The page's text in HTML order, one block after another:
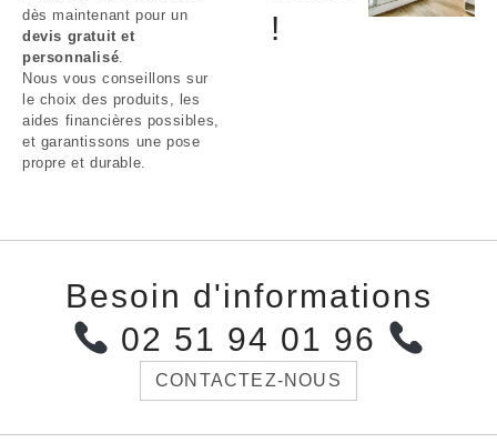
!
dès maintenant pour un
devis gratuit et
personnalisé
Nous vous conseillons sur
le choix des produits, les
aides financières possibles,
et garantissons une pose
propre et durable.
Besoin d'informations
02 51 94 01 96
CONTACTEZ-NOUS